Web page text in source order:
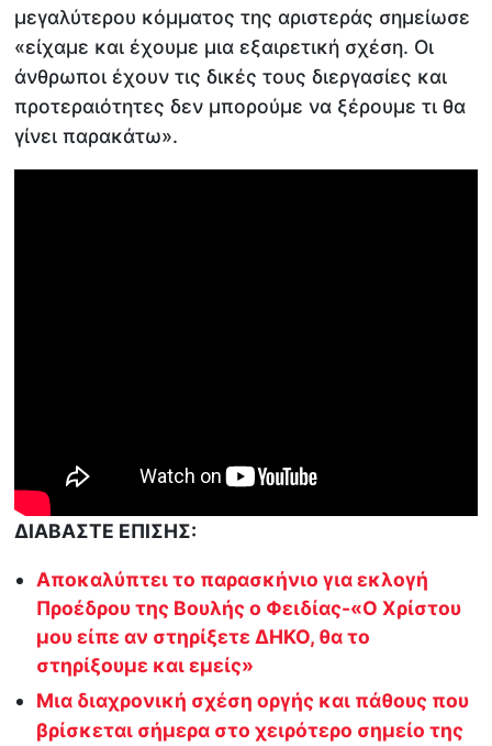
μεγαλύτερου κόμματος της αριστεράς σημείωσε
«είχαμε και έχουμε μια εξαιρετική σχέση. Οι
άνθρωποι έχουν τις δικές τους διεργασίες και
προτεραιότητες δεν μπορούμε να ξέρουμε τι θα
γίνει παρακάτω».
ΔΙΑΒΑΣΤΕ ΕΠΙΣΗΣ:
Αποκαλύπτει το παρασκήνιο για εκλογή
Προέδρου της Βουλής ο Φειδίας-«Ο Χρίστου
μου είπε αν στηρίξετε ΔΗΚΟ, θα το
στηρίξουμε και εμείς»
Μια διαχρονική σχέση οργής και πάθους που
βρίσκεται σήμερα στο χειρότερο σημείο της